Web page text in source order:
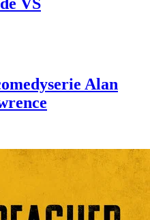
Alan